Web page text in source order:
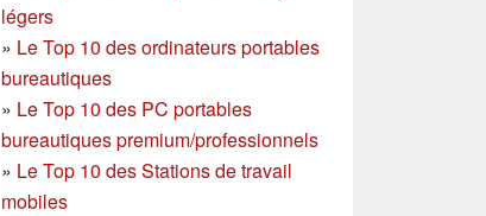
légers
» Le Top 10 des ordinateurs portables
bureautiques
» Le Top 10 des PC portables
bureautiques premium/professionnels
» Le Top 10 des Stations de travail
mobiles